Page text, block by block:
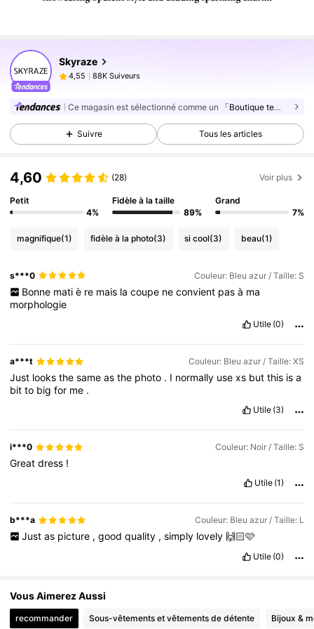
Skyraze
4,55
88K Suiveurs
z***2est en train de naviguer
4,55 88K Suiveurs
4,55 88K Suiveurs
4,55 88K Suiveurs
88K Suiveurs
4,55
Ce magasin est sélectionné comme un 「Boutique tendance」
Suivre Tous les articles
4,60 (28) Voir plus
Petit
4%
Fidèle à la taille
89%
Grand
7%
magnifique(1) fidèle à la photo(3) si cool(3) beau(1)
s***0 Couleur: Bleu azur / Taille: S
Bonne mati è re mais la coupe ne convient pas à ma
morphologie
Utile (0)
a***t Couleur: Bleu azur / Taille: XS
Just looksthesameasthe photo . I normally usexs butthis isa
bitto bigfor me .
Utile (3)
i***0 Couleur: Noir / Taille: S
Greatdress !
Utile (1)
b***a Couleur: Bleu azur / Taille: L
Just as picture , good quality , simply lovely 🙌🏻🩷
Utile (0)
Vous Aimerez Aussi
recommander Sous-vêtements et vêtements de détente Bijoux &